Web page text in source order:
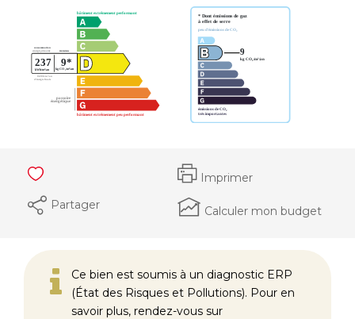
Imprimer
Partager
Calculer mon budget
Ce bien est soumis à un diagnostic ERP
(État des Risques et Pollutions). Pour en
savoir plus, rendez-vous sur